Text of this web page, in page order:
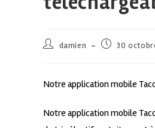
damien 30
Notre application mobile
Notre application mobile